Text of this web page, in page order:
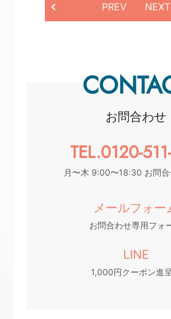
PREV NEXT
お問合わせ
TEL.0120-
月〜木 9:00〜18:30 お問合
メールフォー
お問合わせ専用フォ
LINE
1,000円クーポン進